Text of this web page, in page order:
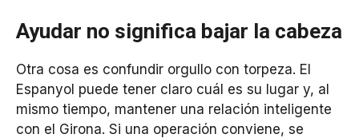
Ayudar no significa bajar la cabeza
Otra cosa es confundir orgullo con torpeza. El
Espanyol puede tener claro cuál es su lugar y, al
mismo tiempo, mantener una relación inteligente
con el Girona. Si una operación conviene, se